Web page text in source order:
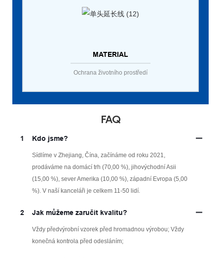
MATERIAL
Ochrana životního prostředí
FAQ
1 Kdo jsme?
Sídlíme v Zhejiang, Čína, začínáme od roku 2021,
prodáváme na domácí trh (70,00 %), jihovýchodní Asii
(15,00 %), sever Amerika (10,00 %), západní Evropa (5,00
%). V naší kanceláři je celkem 11-50 lidí.
2 Jak můžeme zaručit kvalitu?
Vždy předvýrobní vzorek před hromadnou výrobou; Vždy
konečná kontrola před odesláním;